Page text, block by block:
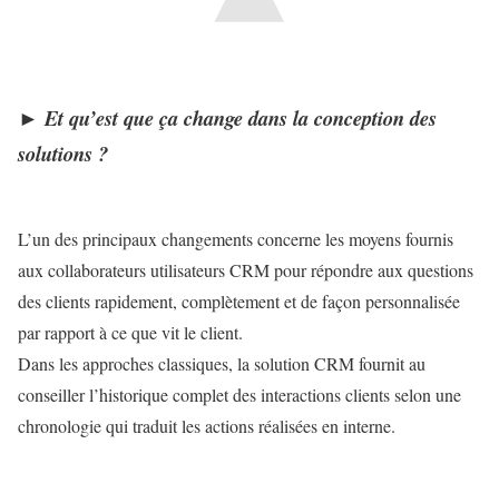
►Et qu’est que ça change dans la conception des
solutions ?
L’un des principaux changements concerne les moyens fournis
aux collaborateurs utilisateurs CRM pour répondre aux questions
des clients rapidement, complètement et de façon personnalisée
par rapport à ce que vit le client.
Dans les approches classiques, la solution CRM fournit au
conseiller l’historique complet des interactions clients selon une
chronologie qui traduit les actions réalisées en interne.